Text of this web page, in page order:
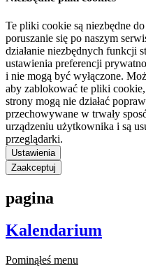
Te pliki cookie są niezbędne
poruszanie się po naszym
działanie niezbędnych funkcji
ustawienia preferencji
i nie mogą być wyłączone.
aby zablokować te pliki
strony mogą nie działać
przechowywane w trwały
urządzeniu użytkownika i są
przeglądarki.
Ustawienia
Zaakceptuj
pagina
Kalendarium
Pominąłeś menu